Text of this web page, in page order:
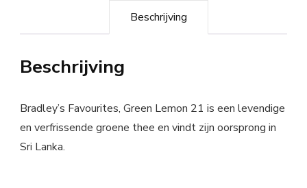
Beschrijving
Beschrijving
Bradley’s Favourites, Green Lemon 21 is een levendige
en verfrissende groene thee en vindt zijn oorsprong in
Sri Lanka.